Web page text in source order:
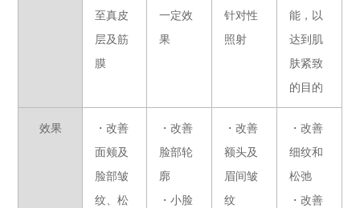
至真皮
层及筋
膜
一定效
果
针对性
照射
能，以
达到肌
肤紧致
的目的
效果
・改善
面颊及
脸部皱
纹、松
・改善
脸部轮
廓
・小脸
・改善
额头及
眉间皱
纹
・改善
细纹和
松弛
・改善